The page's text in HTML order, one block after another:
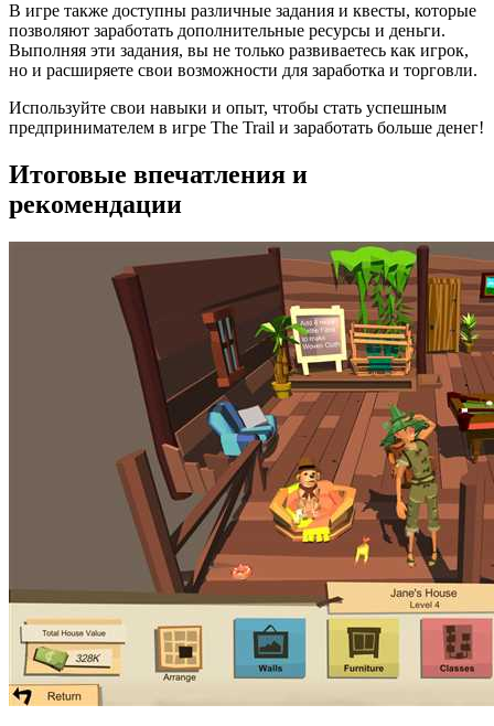
В игре также доступны различные задания и квесты, которые
позволяют заработать дополнительные ресурсы и деньги.
Выполняя эти задания, вы не только развиваетесь как игрок,
но и расширяете свои возможности для заработка и торговли.
Используйте свои навыки и опыт, чтобы стать успешным
предпринимателем в игре The Trail и заработать больше денег!
Итоговые впечатления и
рекомендации